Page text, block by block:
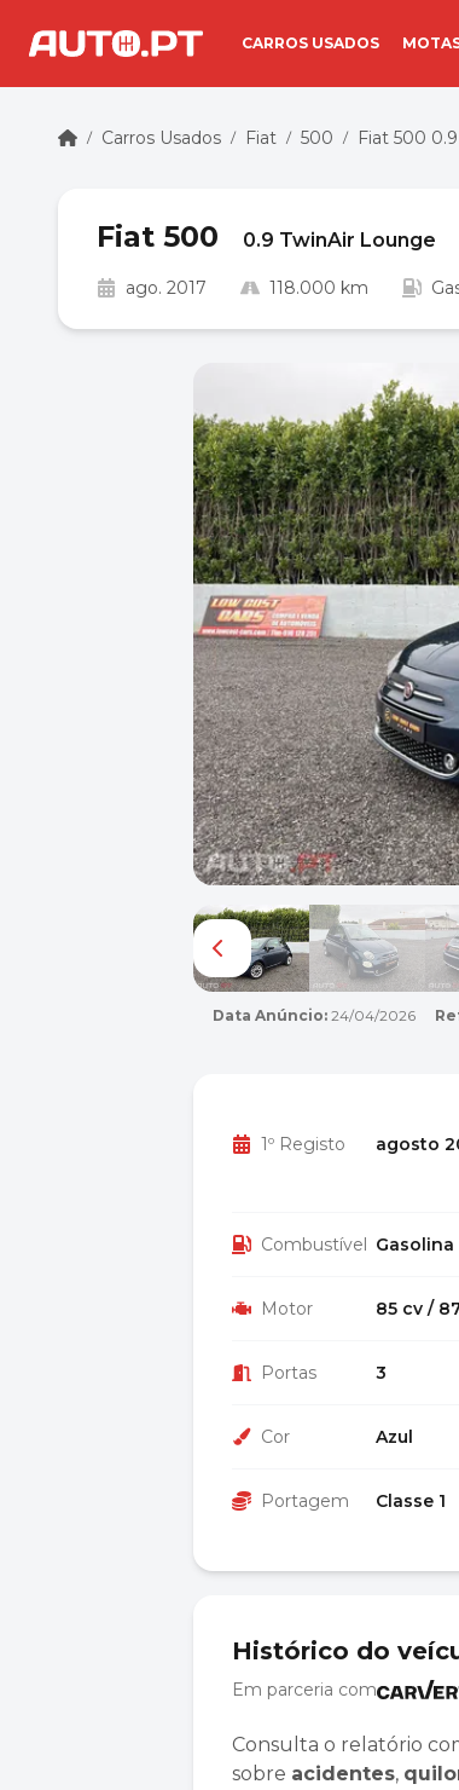
CARROS USADOS
/ Carros Usados / Fiat / 500 / Fiat 500
Fiat 500 0.9 TwinAir Lounge
ago. 2017 118.000 km
Data Anúncio: 24/04/2026
1º Registo agosto
Combustível Gasolina
Motor 85 cv /
Portas 3
Cor Azul
Portagem Classe 1
Histórico do
Em parceria com
Consulta o relatório
sobre acidentes,